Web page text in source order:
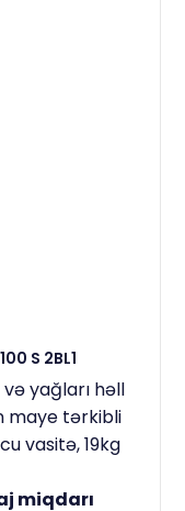
S 2BL1
və yağları həll
maye tərkibli
vasitə, 19kg
miqdarı